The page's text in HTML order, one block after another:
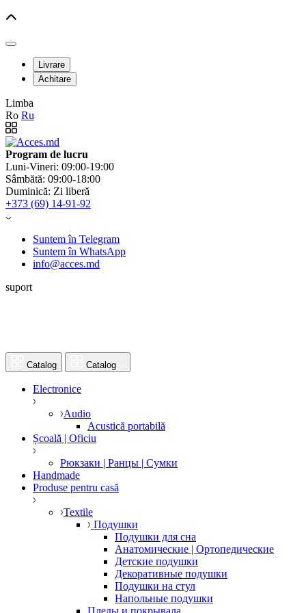
Livrare
Achitare
Limba
Ro Ru
Program de lucru
Luni-Vineri: 09:00-19:00
Sâmbătă: 09:00-18:00
Duminică: Zi liberă
+373 (69) 14-91-92
Suntem în Telegram
Suntem în WhatsApp
info@acces.md
suport
Catalog Catalog
Electronice
Audio
Acustică portabilă
Școală | Oficiu
Рюкзаки | Ранцы | Сумки
Handmade
Produse pentru casă
Textile
Подушки
Подушки для сна
Анатомические | Ортопедические
Детские подушки
Декоративные подушки
Подушки на стул
Напольные подушки
Пледы и покрывала